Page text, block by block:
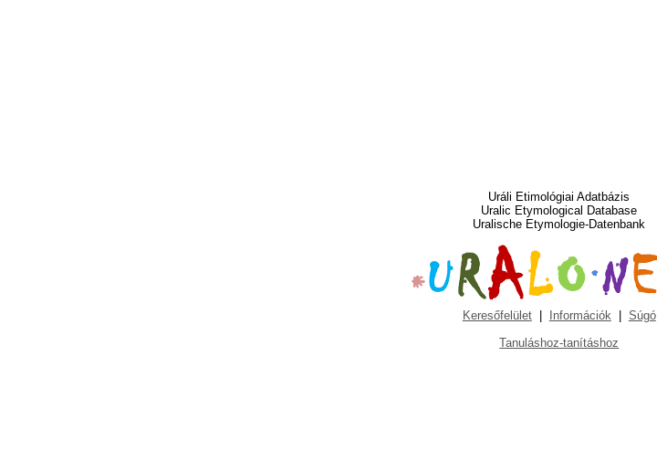
Uráli Etimológiai Adatbázis
Uralic Etymological Database
Uralische Etymologie-Datenbank
Keresőfelület| Információk| Súgó
Tanuláshoz-tanításhoz